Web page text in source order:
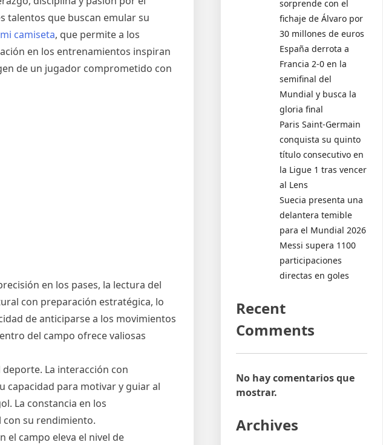
talentos que buscan emular su
camiseta, que permite a los
en los entrenamientos inspiran
de un jugador comprometido con
en los pases, la lectura del
con preparación estratégica, lo
de anticiparse a los movimientos
del campo ofrece valiosas
La interacción con
capacidad para motivar y guiar al
La constancia en los
su rendimiento.
el campo eleva el nivel de
sorprende con el
fichaje de Álvaro por
30 millones de euros
España derrota a
Francia 2-0 en la
semifinal del
Mundial y busca la
gloria final
Paris Saint-Germain
conquista su quinto
título consecutivo en
la Ligue 1 tras vencer
al Lens
Suecia presenta una
delantera temible
para el Mundial 2026
Messi supera 1100
participaciones
directas en goles
Recent
Comments
No hay comentarios que
mostrar.
Archives